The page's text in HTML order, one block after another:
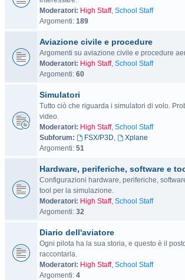
Moderatori: High Staff, School Staff
Argomenti: 189
Aviazione civile e procedure
Argomenti su aviazione civile e procedure
Moderatori: High Staff, School Staff
Argomenti: 60
Simulatori
Tutto ciò che riguarda i simulatori di volo.
video.
Moderatori: High Staff, School Staff
Subforum:
FSX/P3D,
Xplane
Argomenti: 51
Hardware, periferiche, software e
Configurazioni hardware, periferiche,
tool per la simulazione.
Moderatori: High Staff, School Staff
Argomenti: 32
Diario dell'aviatore
Ogni pilota ha la sua storia, e questo è il
raccontarla.
Moderatori: High Staff, School Staff
Argomenti: 4